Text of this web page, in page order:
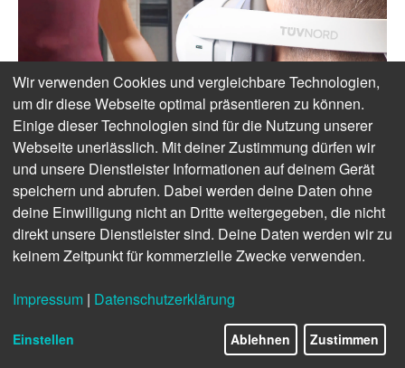
Wir verwenden Cookies und vergleichbare Technologien,
um dir diese Webseite optimal präsentieren zu können.
Einige dieser Technologien sind für die Nutzung unserer
Webseite unerlässlich. Mit deiner Zustimmung dürfen wir
und unsere Dienstleister Informationen auf deinem Gerät
speichern und abrufen. Dabei werden deine Daten ohne
deine Einwilligung nicht an Dritte weitergegeben, die nicht
direkt unsere Dienstleister sind. Deine Daten werden wir zu
keinem Zeitpunkt für kommerzielle Zwecke verwenden.
Impressum | Datenschutzerklärung
Einstellen Ablehnen Zustimmen